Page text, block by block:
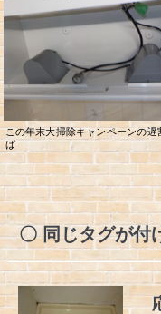
この年末大掃除キャンペーンの遅
ば
同じタグが付